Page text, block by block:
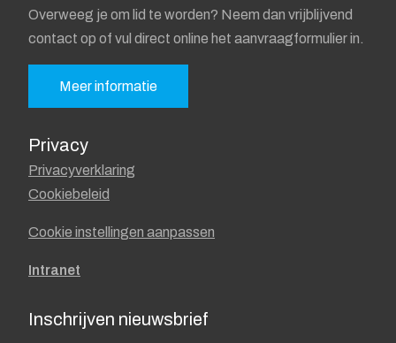
Overweeg je om lid te worden? Neem dan vrijblijvend
contact op of vul direct online het aanvraagformulier in.
Meer informatie
Privacy
Privacyverklaring
Cookiebeleid
Cookie instellingen aanpassen
Intranet
Inschrijven nieuwsbrief